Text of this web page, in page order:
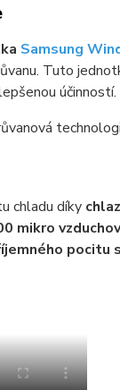
Samsung
Tuto
účinností.
chladu díky
mikro
pocitu